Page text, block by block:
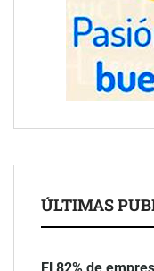
ÚLTIMAS